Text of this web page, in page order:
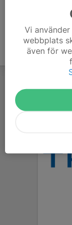
Vi
webbplats
även för